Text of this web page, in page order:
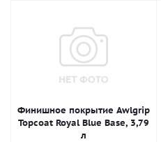
Финишное покрытие Awlgrip
Topcoat Royal Blue Base, 3,79
л